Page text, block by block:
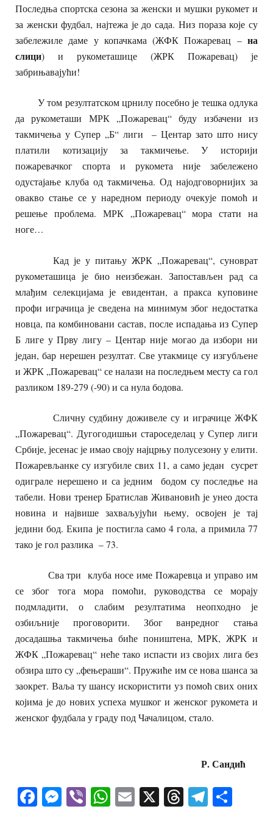
Последња спортска сезона за женски и мушки рукомет и
за женски фудбал, најтежа је до сада. Низ пораза које су
забележиле даме у копачкама (ЖФК Пожаревац – на
слици) и рукометашице (ЖРК Пожаревац) је
забрињавајући!
У том резултатском црнилу посебно је тешка одлука
да рукометаши МРК „Пожаревац“ буду избачени из
такмичења у Супер „Б“ лиги – Центар зато што нису
платили котизацију за такмичење. У историји
пожаревачког спорта и рукомета није забележено
одустајање клуба од такмичења. Од најодговорнијих за
овакво стање се у наредном периоду очекује помоћ и
решење проблема. МРК „Пожаревац“ мора стати на
ноге…
Кад је у питању ЖРК „Пожаревац“, суноврат
рукометашица је био неизбежан. Запостављен рад са
млађим селекцијама је евидентан, а пракса куповине
профи играчица је сведена на минимум због недостатка
новца, па комбиновани састав, после испадања из Супер
Б лиге у Прву лигу – Центар није могао да избори ни
један, бар нерешен резултат. Све утакмице су изгубљене
и ЖРК „Пожаревац“ се налази на последњем месту са гол
разликом 189-279 (-90) и са нула бодова.
Сличну судбину доживеле су и играчице ЖФК
„Пожаревац“. Дугогодишњи староседелац у Супер лиги
Србије, јесенас је имао своју најцрњу полусезону у елити.
Пожаревљанке су изгубиле свих 11, а само један сусрет
одиграле нерешено и са једним бодом су последње на
табели. Нови тренер Братислав Живановић је унео доста
новина и највише захваљујући њему, освојен је тај
једини бод. Екипа је постигла само 4 гола, а примила 77
тако је гол разлика – 73.
Сва три клуба носе име Пожаревца и управо им
се због тога мора помоћи, руководства се морају
подмладити, о слабим резултатима неопходно је
озбиљније проговорити. Због ванредног стања
досадашња такмичења биће поништена, МРК, ЖРК и
ЖФК „Пожаревац“ неће тако испасти из својих лига без
обзира што су „фењераши“. Пружиће им се нова шанса за
заокрет. Ваља ту шансу искористити уз помоћ свих оних
којима је до нових успеха мушког и женског рукомета и
женског фудбала у граду под Чачалицом, стало.
Р. Сандић
Facebook
Messenger
ViberWhatsApp
Email
X Threads